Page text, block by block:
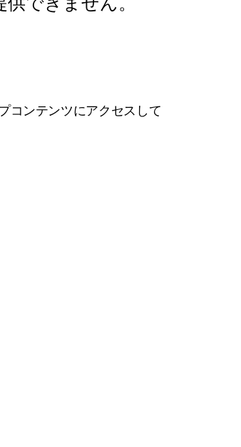
コンテンツにアクセスして